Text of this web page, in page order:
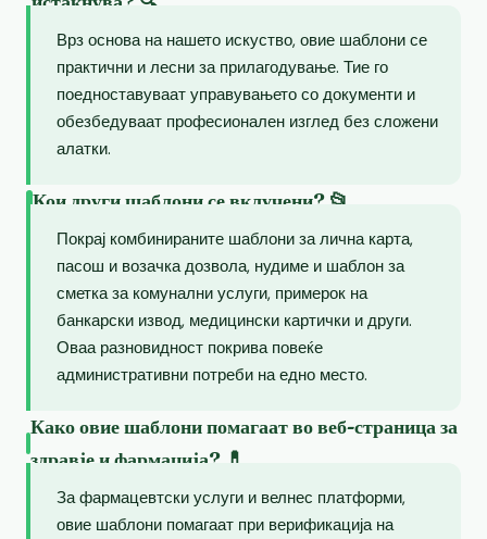
Врз основа на нашето искуство, овие шаблони се
практични и лесни за прилагодување. Тие го
поедноставуваат управувањето со документи и
обезбедуваат професионален изглед без сложени
алатки.
Кои други шаблони се вклучени? 📂
Покрај комбинираните шаблони за лична карта,
пасош и возачка дозвола, нудиме и шаблон за
сметка за комунални услуги, примерок на
банкарски извод, медицински картички и други.
Оваа разновидност покрива повеќе
административни потреби на едно место.
Како овие шаблони помагаат во веб-страница за
здравје и фармација? 💊
За фармацевтски услуги и велнес платформи,
овие шаблони помагаат при верификација на